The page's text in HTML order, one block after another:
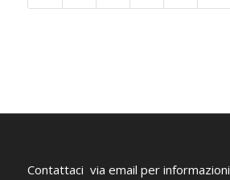
Contattaci via email per informazioni